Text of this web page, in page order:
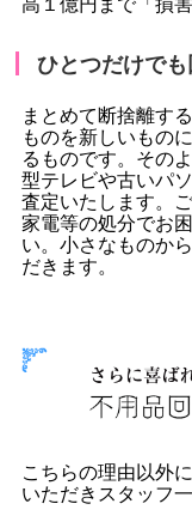
高１億円まで「損
ひとつだけで
まとめて断捨離す
ものを新しいもの
るものです。その
型テレビや古いパ
査定いたします。
家電等の処分でお
い。小さなものか
だきます。
こちらの理由以外
いただきスタッフ